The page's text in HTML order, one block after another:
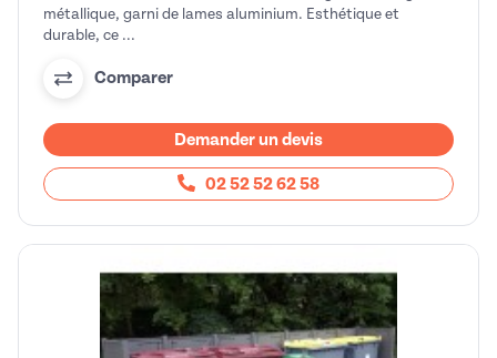
métallique, garni de lames aluminium. Esthétique et
durable, ce ...
Comparer
Demander un devis
02 52 52 62 58